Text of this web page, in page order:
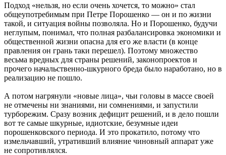
Подход «нельзя, но если очень хочется, то можно» стал
общеупотребимым при Петре Порошенко — он и по жизни
такой, и ситуация войны позволяла. Но и Порошенко, будучи
неглупым, понимал, что полная разбалансировка экономики и
общественной жизни опасна для его же власти (в конце
правления он грань таки перешел). Поэтому множество
весьма вредных для страны решений, законопроектов и
прочего начальственно-шкурного бреда было наработано, но в
реализацию не пошло.
А потом нагрянули «новые лица», чьи головы в массе своей
не отмечены ни знаниями, ни сомнениями, и запустили
турборежим. Сразу возник дефицит решений, и в дело пошли
вот те самые шкурные, идиотские, безумные идеи
порошенковского периода. И это прокатило, потому что
измельчавший, утративший влияние чиновный аппарат уже
не сопротивлялся.